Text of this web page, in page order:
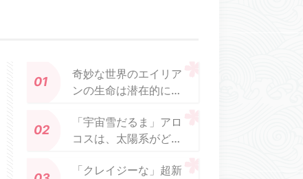
奇妙な世界のエイリア
ンの生命は潜在的に生
「宇宙雪だるま」アロ
コスは、太陽系がどの
新たな光を当てる
「クレイジーな」超新